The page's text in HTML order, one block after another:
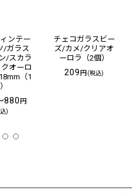
ンテー
/ガラス
/スカラ
オーロ
（1
880円
)
チェコガラスビー
ズ/カメ/クリアオ
ーロラ（2個）
209円(税込)